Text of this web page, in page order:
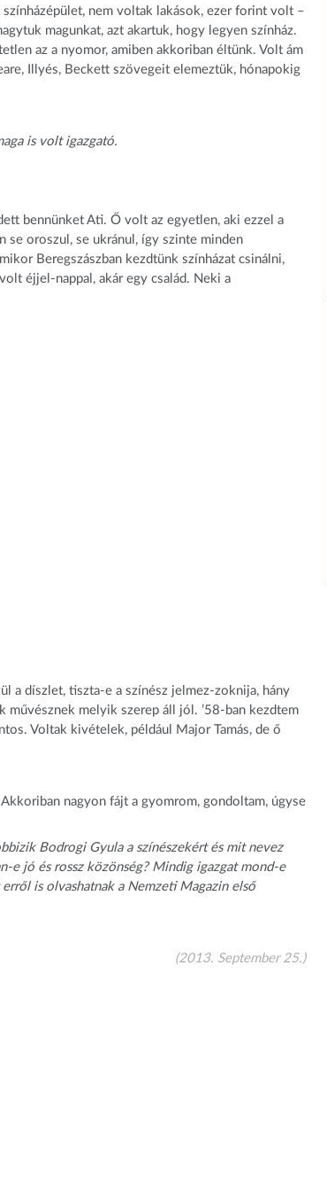
nem voltak lakások, ezer forint volt –
magunkat, azt akartuk, hogy legyen színház.
az a nyomor, amiben akkoriban éltünk. Volt ám
Illyés, Beckett szövegeit elemeztük, hónapokig
is volt igazgató.
bennünket Ati. Ő volt az egyetlen, aki ezzel a
se oroszul, se ukránul, így szinte minden
Beregszászban kezdtünk színházat csinálni,
éjjel-nappal, akár egy család. Neki a
a díszlet, tiszta-e a színész jelmez-zoknija, hány
művésznek melyik szerep áll jól. ’58-ban kezdtem
Voltak kivételek, például Major Tamás, de ő
nagyon fájt a gyomrom, gondoltam, úgyse
Bodrogi Gyula a színészekért és mit nevez
e jó és rossz közönség? Mindig igazgat mond-e
is olvashatnak a Nemzeti Magazin első
(2013. September 25.)